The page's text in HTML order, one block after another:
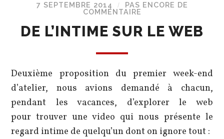
7 SEPTEMBRE 2014 /
PAS ENCORE DE
COMMENTAIRE
DE L’INTIME SUR LE WEB
Deuxième proposition du premier week-end
d’atelier, nous avions demandé à chacun,
pendant les vacances, d’explorer le web
pour trouver une video qui nous présente le
regard intime de quelqu’un dont on ignore tout :